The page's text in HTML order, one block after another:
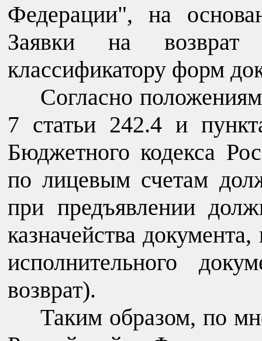
Федерации", на
Заявки на возврат
классификатору форм
Согласно
7 статьи 242.4 и
Бюджетного кодекса
по лицевым счетам
при предъявлении
казначейства
исполнительного
возврат).
Таким образом, по